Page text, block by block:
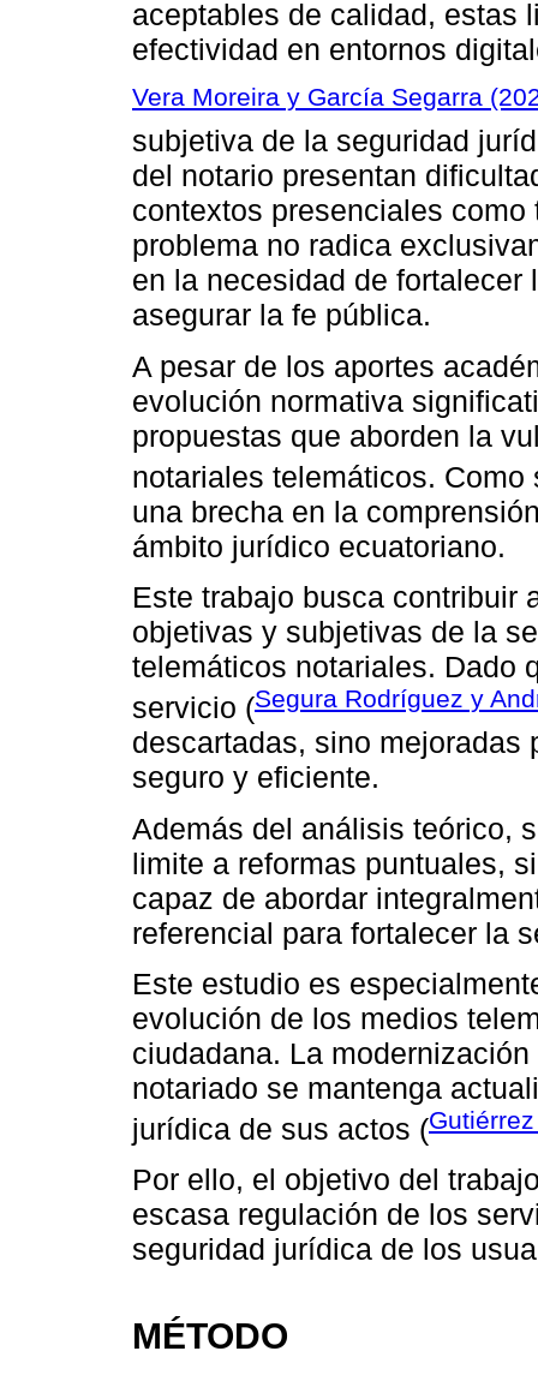
aceptables de calidad, estas
efectividad en entornos
Vera Moreira y García Segarra
subjetiva de la seguridad
del notario presentan
contextos presenciales
problema no radica
en la necesidad de
asegurar la fe pública.
A pesar de los aportes
evolución normativa
propuestas que aborden la
notariales telemáticos.
una brecha en la
ámbito jurídico ecuatoriano.
Este trabajo busca contribuir
objetivas y subjetivas de la
telemáticos notariales. Dado
servicio (Segura Rodríguez y
descartadas, sino mejoradas
seguro y eficiente.
Además del análisis teórico,
limite a reformas puntuales,
capaz de abordar
referencial para fortalecer la
Este estudio es
evolución de los medios
ciudadana. La
notariado se mantenga
jurídica de sus actos (
Por ello, el objetivo del
escasa regulación de los
seguridad jurídica de los
MÉTODO